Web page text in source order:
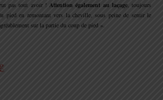
pas tout avoir !Attention également au laçage, toujours
pied en remontant vers la cheville, sous peine de sentir le
sur la partie du coup de pied ».